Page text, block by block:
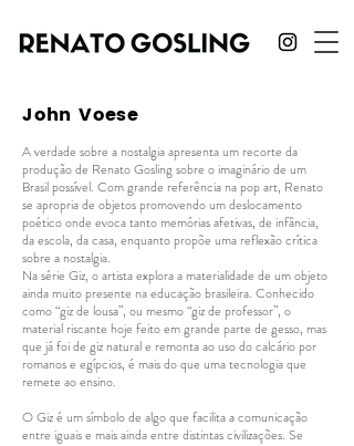
John Voese
A verdade sobre a nostalgia apresenta um recorte da
produção de Renato Gosling sobre o imaginário de um
Brasil possível. Com grande referência na pop art, Renato
se apropria de objetos promovendo um deslocamento
poético onde evoca tanto memórias afetivas, de infância,
da escola, da casa, enquanto propõe uma reflexão crítica
sobre a nostalgia.
Na série Giz, o artista explora a materialidade de um objeto
ainda muito presente na educação brasileira. Conhecido
como “giz de lousa”, ou mesmo “giz de professor”, o
material riscante hoje feito em grande parte de gesso, mas
que já foi de giz natural e remonta ao uso do calcário por
romanos e egípcios, é mais do que uma tecnologia que
remete ao ensino.
O Giz é um símbolo de algo que facilita a comunicação
entre iguais e mais ainda entre distintas civilizações. Se